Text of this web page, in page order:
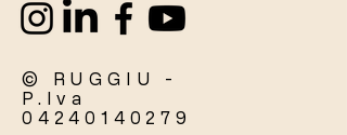
© RUGGIU -
P.Iva
04240140279